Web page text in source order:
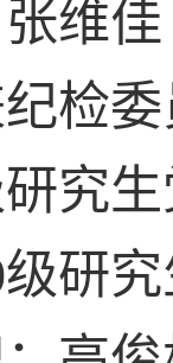
维佳
检
究
级研